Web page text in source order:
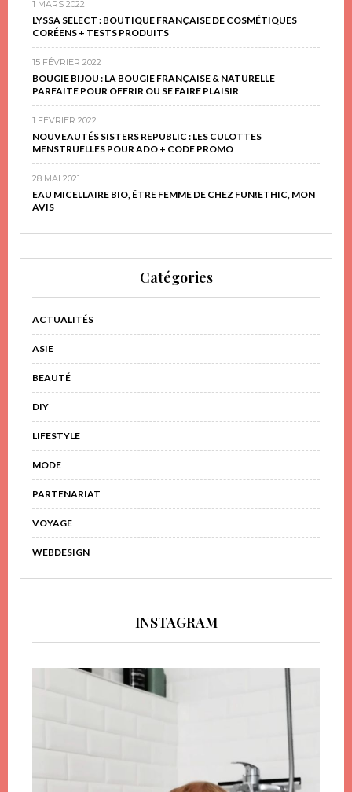
1 MARS 2022
LYSSA SELECT : BOUTIQUE FRANÇAISE DE COSMÉTIQUES
CORÉENS + TESTS PRODUITS
15 FÉVRIER 2022
BOUGIE BIJOU : LA BOUGIE FRANÇAISE & NATURELLE
PARFAITE POUR OFFRIR OU SE FAIRE PLAISIR
1 FÉVRIER 2022
NOUVEAUTÉS SISTERS REPUBLIC : LES CULOTTES
MENSTRUELLES POUR ADO + CODE PROMO
28 MAI 2021
EAU MICELLAIRE BIO, ÊTRE FEMME DE CHEZ FUN!ETHIC, MON
AVIS
Catégories
ACTUALITÉS
ASIE
BEAUTÉ
DIY
LIFESTYLE
MODE
PARTENARIAT
VOYAGE
WEBDESIGN
INSTAGRAM